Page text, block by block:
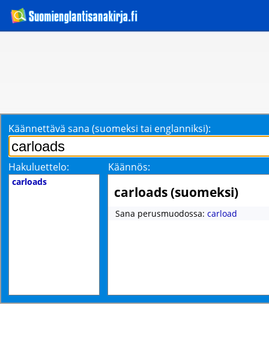
Käännettävä sana (suomeksi tai englanniksi):
Hakuluettelo: Käännös:
carloads
carloads (suomeksi)
Sana perusmuodossa: carload